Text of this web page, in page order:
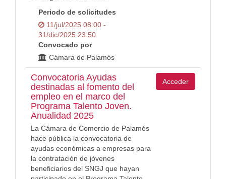
Periodo de solicitudes
11/jul/2025 08:00 -
31/dic/2025 23:50
Convocado por
Cámara de Palamós
Convocatoria Ayudas
destinadas al fomento del
empleo en el marco del
Programa Talento Joven.
Anualidad 2025
La Cámara de Comercio de Palamós
hace pública la convocatoria de
ayudas económicas a empresas para
la contratación de jóvenes
beneficiarios del SNGJ que hayan
Acceder